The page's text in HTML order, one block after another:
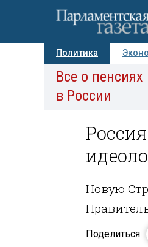
Политика
Авторы
Все о пенсиях
в России
Новую
Поделиться